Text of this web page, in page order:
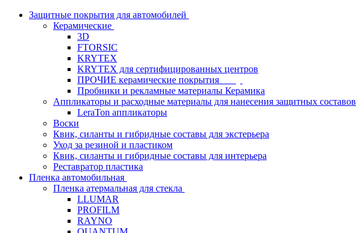
Защитные покрытия для автомобилей
Керамические
3D
FTORSIC
KRYTEX
KRYTEX для сертифицированных центров
ПРОЧИЕ керамические покрытия
Пробники и рекламные материалы Керамика
Аппликаторы и расходные материалы для нанесения защитных составов
LeraTon аппликаторы
Воски
Квик, силанты и гибридные составы для экстерьера
Уход за резиной и пластиком
Квик, силанты и гибридные составы для интерьера
Реставратор пластика
Пленка автомобильная
Пленка атермальная для стекла
LLUMAR
PROFILM
RAYNO